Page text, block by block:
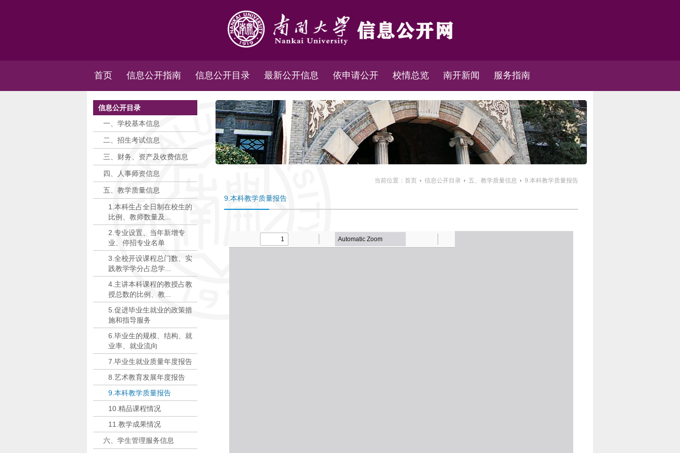
首页 信息公开指南 信息公开目录 最新公开信息 依申请公开 校情总览 南开新闻 服务指南
信息公开目录
一、学校基本信息
二、招生考试信息
三、财务、资产及收费信息
四、人事师资信息
五、教学质量信息
1.本科生占全日制在校生的
比例、教师数量及...
2.专业设置、当年新增专
业、停招专业名单
3.全校开设课程总门数、实
践教学学分占总学...
4.主讲本科课程的教授占教
授总数的比例、教...
5.促进毕业生就业的政策措
施和指导服务
6.毕业生的规模、结构、就
业率、就业流向
7.毕业生就业质量年度报告
8.艺术教育发展年度报告
9.本科教学质量报告
10.精品课程情况
11.教学成果情况
六、学生管理服务信息
当前位置： 首页 信息公开目录 五、教学质量信息 9.本科教学质量报告
9.本科教学质量报告